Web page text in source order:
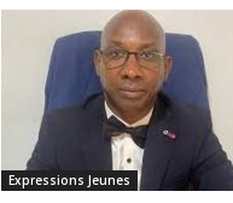
Expressions Jeunes